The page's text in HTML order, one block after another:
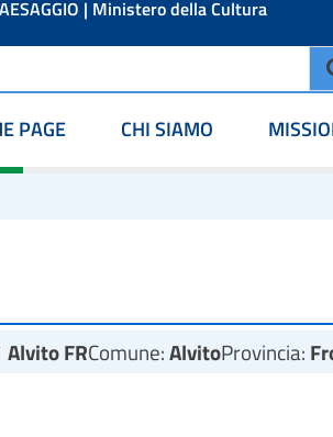
| Ministero della Cultura
PAGE CHI SIAMO
FRComune:AlvitoProvincia: